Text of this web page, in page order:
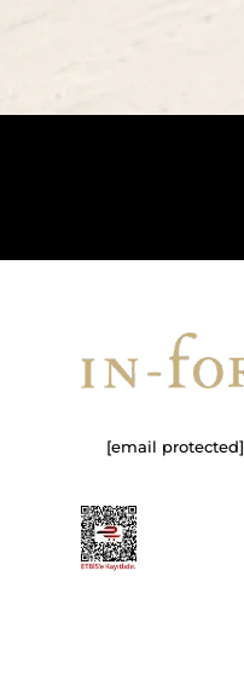
[email protected]